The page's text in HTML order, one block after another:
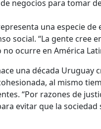
negocios para tomar
una especie de
social. “La gente cree
ocurre en América
una década Uruguay
al mismo
“Por razones de
evitar que la sociedad